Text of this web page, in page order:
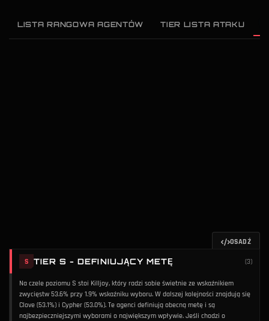
LISTA RANGOWA AGENTÓW TIER LISTA ATAKU
OSADŹ
S TIER S - DEFINIUJĄCY METĘ (3)
Na czele poziomu S stoi Killjoy, który radzi sobie świetnie ze wskaźnikiem
zwycięstw 53.6% przy 1.9% wskaźniku wyboru. W dalszej kolejności znajdują się
Clove (53.1%) i Cypher (53.0%). Te agenci definiują obecną metę i są
najbezpieczniejszymi wyborami o największym wpływie. Jeśli chodzi o